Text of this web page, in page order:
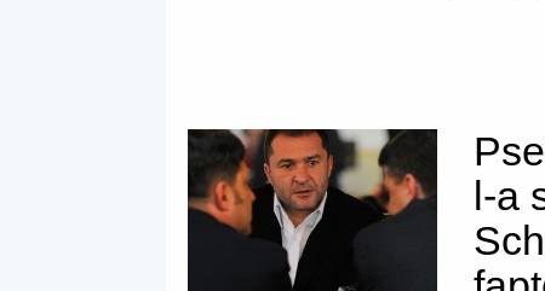
l-a